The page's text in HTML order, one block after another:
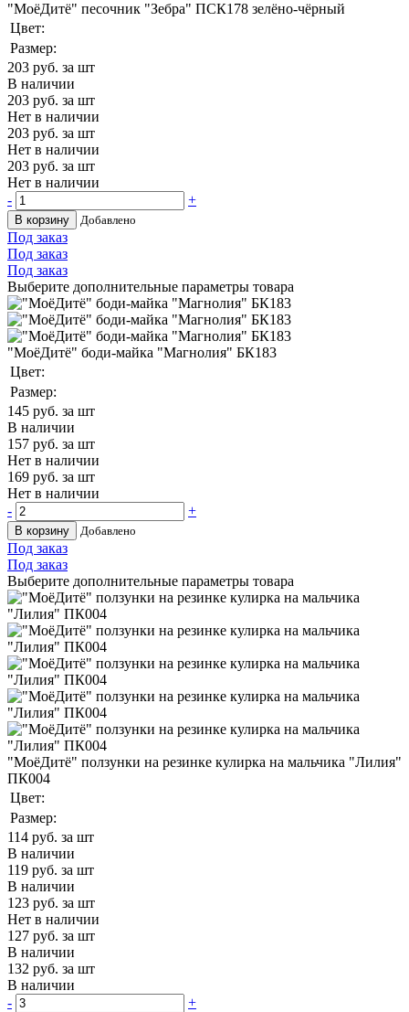
"МоёДитё" песочник "Зебра" ПСК178 зелёно-чёрный
Цвет:
Размер:
203 руб. за шт
В наличии
203 руб. за шт
Нет в наличии
203 руб. за шт
Нет в наличии
203 руб. за шт
Нет в наличии
-
+
В корзину Добавлено
Под заказ
Под заказ
Под заказ
Выберите дополнительные параметры товара
"МоёДитё" боди-майка "Магнолия" БК183
Цвет:
Размер:
145 руб. за шт
В наличии
157 руб. за шт
Нет в наличии
169 руб. за шт
Нет в наличии
-
+
В корзину Добавлено
Под заказ
Под заказ
Выберите дополнительные параметры товара
"МоёДитё" ползунки на резинке кулирка на мальчика "Лилия"
ПК004
Цвет:
Размер:
114 руб. за шт
В наличии
119 руб. за шт
В наличии
123 руб. за шт
Нет в наличии
127 руб. за шт
В наличии
132 руб. за шт
В наличии
-
+